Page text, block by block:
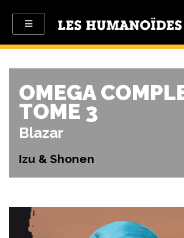
OMEGA
TOME 3
Blazar
Izu & Shonen